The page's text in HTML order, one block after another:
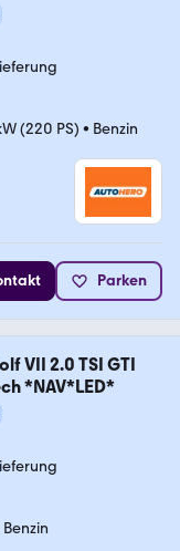
(220 PS) • Benzin
Parken
VII 2.0 TSI GTI
*NAV*LED*
Benzin